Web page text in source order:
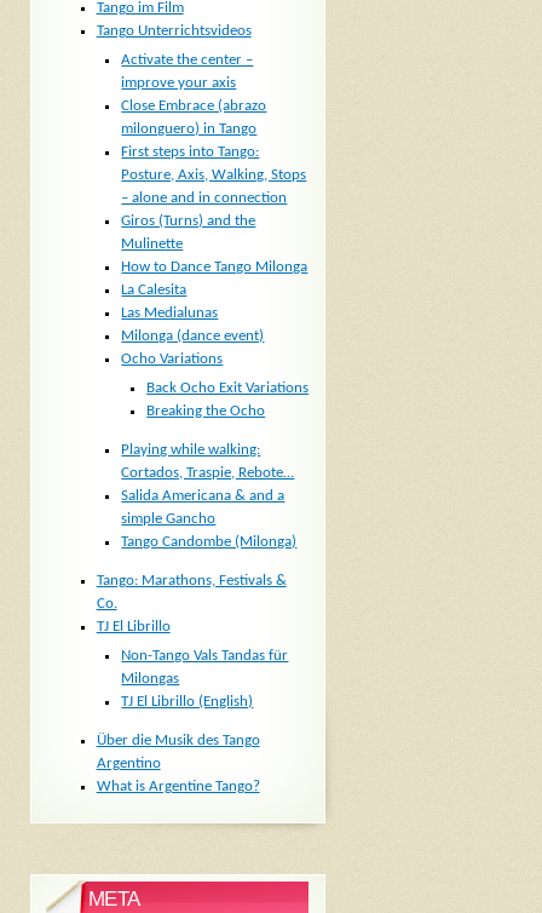
Tango im Film
Tango Unterrichtsvideos
Activate the center –
improve your axis
Close Embrace (abrazo
milonguero) in Tango
First steps into Tango:
Posture, Axis, Walking, Stops
– alone and in connection
Giros (Turns) and the
Mulinette
How to Dance Tango Milonga
La Calesita
Las Medialunas
Milonga (dance event)
Ocho Variations
Back Ocho Exit Variations
Breaking the Ocho
Playing while walking:
Cortados, Traspie, Rebote…
Salida Americana & and a
simple Gancho
Tango Candombe (Milonga)
Tango: Marathons, Festivals &
Co.
TJ El Librillo
Non-Tango Vals Tandas für
Milongas
TJ El Librillo (English)
Über die Musik des Tango
Argentino
What is Argentine Tango?
META